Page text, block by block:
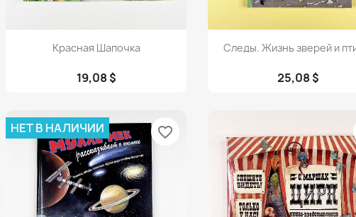
Просмотр
Красная Шапочка
19,08 $
Просмотр
Следы. Жизнь зверей и
25,08 $
НЕТ В НАЛИЧИИ favorite_border